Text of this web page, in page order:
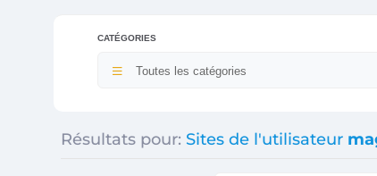
CATÉGORIES
Toutes les catégories
Résultats pour: Sites de l'utilisateur